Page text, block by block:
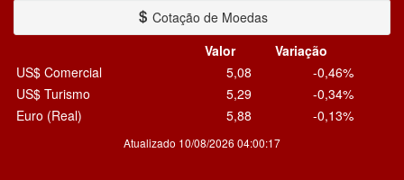
Cotação de Moedas
Valor
Variação
Atualizado 10/08/2026 04:00:17
US$ Comercial 5,08
-0,46%
US$ Turismo
5,29
-0,34%
Euro (Real)
5,88 -0,13%